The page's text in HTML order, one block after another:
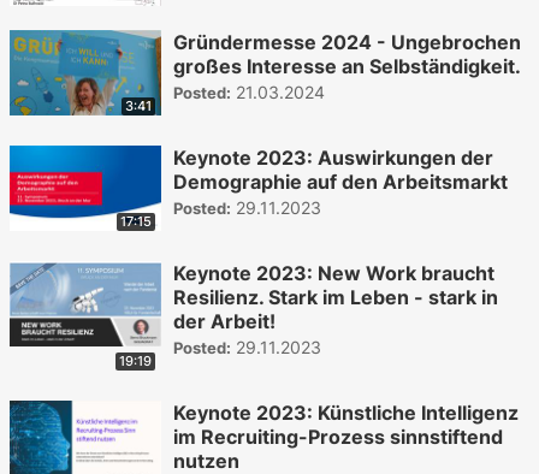
3:41
Gründermesse 2024 - Ungebrochen
großes Interesse an Selbständigkeit.
Posted: 21.03.2024
17:15
Keynote 2023: Auswirkungen der
Demographie auf den Arbeitsmarkt
Posted: 29.11.2023
19:19
Keynote 2023: New Work braucht
Resilienz. Stark im Leben - stark in
der Arbeit!
Posted: 29.11.2023
Keynote 2023: Künstliche Intelligenz
im Recruiting-Prozess sinnstiftend
nutzen